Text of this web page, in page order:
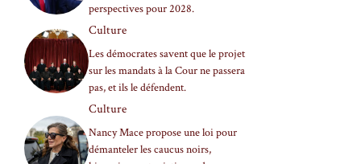
perspectives pour 2028.
Culture
Les démocrates savent que le projet
sur les mandats à la Cour ne passera
pas, et ils le défendent.
Culture
Nancy Mace propose une loi pour
démanteler les caucus noirs,